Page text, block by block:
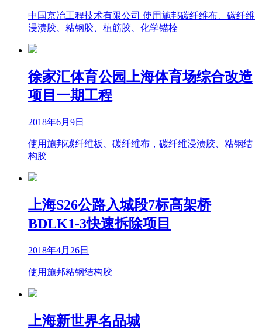
中国京冶工程技术有限公司 使用施邦碳纤维布、碳纤维
浸渍胶、粘钢胶、植筋胶、化学锚栓
徐家汇体育公园上海体育场综合改造
项目一期工程
2018年6月9日
使用施邦碳纤维板、碳纤维布，碳纤维浸渍胶、粘钢结
构胶
上海S26公路入城段7标高架桥
BDLK1-3快速拆除项目
2018年4月26日
使用施邦粘钢结构胶
上海新世界名品城